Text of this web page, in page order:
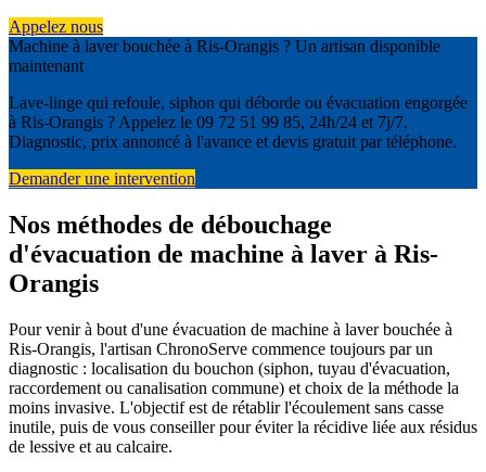
Appelez nous
Machine à laver bouchée à Ris-Orangis ? Un artisan disponible
maintenant
Lave-linge qui refoule, siphon qui déborde ou évacuation engorgée
à Ris-Orangis ? Appelez le 09 72 51 99 85, 24h/24 et 7j/7.
Diagnostic, prix annoncé à l'avance et devis gratuit par téléphone.
Demander une intervention
Nos méthodes de débouchage
d'évacuation de machine à laver à Ris-
Orangis
Pour venir à bout d'une évacuation de machine à laver bouchée à
Ris-Orangis, l'artisan ChronoServe commence toujours par un
diagnostic : localisation du bouchon (siphon, tuyau d'évacuation,
raccordement ou canalisation commune) et choix de la méthode la
moins invasive. L'objectif est de rétablir l'écoulement sans casse
inutile, puis de vous conseiller pour éviter la récidive liée aux résidus
de lessive et au calcaire.